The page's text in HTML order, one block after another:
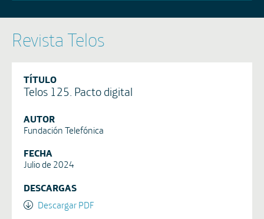
Revista Telos
TÍTULO
Telos 125. Pacto digital
AUTOR
Fundación Telefónica
FECHA
Julio de 2024
DESCARGAS
Descargar PDF